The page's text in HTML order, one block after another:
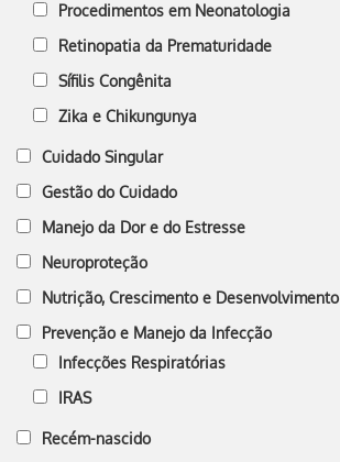
Procedimentos em Neonatologia
Retinopatia da Prematuridade
Sífilis Congênita
Zika e Chikungunya
Cuidado Singular
Gestão do Cuidado
Manejo da Dor e do Estresse
Neuroproteção
Nutrição, Crescimento e Desenvolvimento
Prevenção e Manejo da Infecção
Infecções Respiratórias
IRAS
Recém-nascido